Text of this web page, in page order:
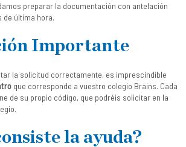
preparar la documentación con antelación
de última hora.
Importante
la solicitud correctamente, es imprescindible
que corresponde a vuestro colegio Brains. Cada
de su propio código, que podréis solicitar en la
la ayuda?